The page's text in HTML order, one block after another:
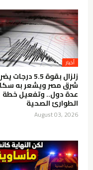
أخبار
زلزال بقوة 5.5
شرق مصر ويشعر به
عدة دول.. وتفعيل خطة
الطوارئ الصحية
August 03, 2026